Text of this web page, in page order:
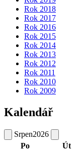
Rok 2018
Rok 2017
Rok 2016
Rok 2015
Rok 2014
Rok 2013
Rok 2012
Rok 2011
Rok 2010
Rok 2009
Kalendář
Srpen2026
Po
Út